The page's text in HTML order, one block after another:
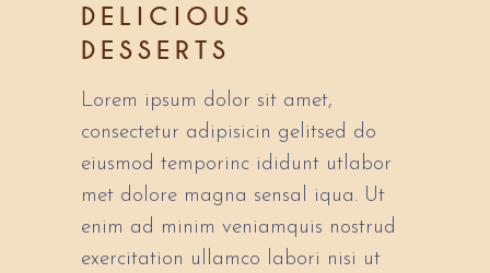
DELICIOUS
DESSERTS
Lorem ipsum dolor sit amet,
consectetur adipisicin gelitsed do
eiusmod temporinc ididunt utlabor
met dolore magna sensal iqua. Ut
enim ad minim veniamquis nostrud
exercitation ullamco labori nisi ut